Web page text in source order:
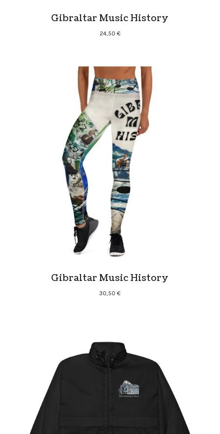
Gibraltar Music History
24,50 €
Gibraltar Music History
30,50€